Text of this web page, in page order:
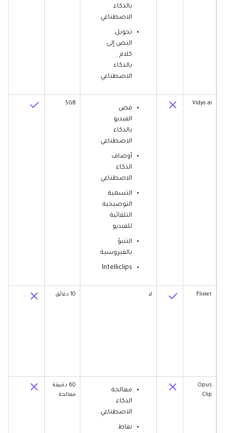
بالذكاء
الاصطناعي
تحويل
النص إلى
كلام
بالذكاء
الاصطناعي
Vidyo.ai
قص
الفيديو
بالذكاء
الاصطناعي
أوصاف
الذكاء
الاصطناعي
التسمية
التوضيحية
التلقائية
للفيديو
التنبؤ
بالفيروسية
Intelliclips
5GB
Flixier لا 10 دقائق
Opus
Clip
معالجة
الذكاء
الاصطناعي
نقاط
60 دقيقة
معالجة